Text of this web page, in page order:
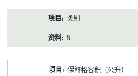
类别
8
保鲜格容积（公升）